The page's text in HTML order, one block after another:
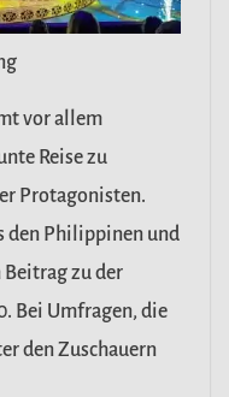
vor allem
Reise zu
Protagonisten.
den Philippinen und
zu der
Bei Umfragen, die
den Zuschauern